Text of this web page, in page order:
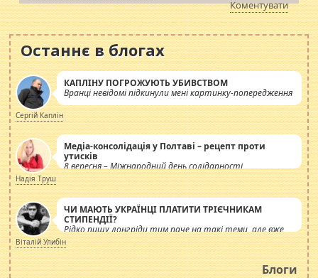
Коментувати
Останнє в блогах
КАПЛІНУ ПОГРОЖУЮТЬ УБИВСТВОМ
Вранці невідомі підкинули мені картинку-попередження
Сергій Каплін
Медіа-консолідація у Полтаві – рецепт проти
утисків
8 вересня – Міжнародний день солідарності
журналістів.
Надія Труш
ЧИ МАЮТЬ УКРАЇНЦІ ПЛАТИТИ ТРІЄЧНИКАМ
СТИПЕНДІЇ?
Рідко пишу лонгріди тим паче на такі теми, але вже
просто дістало! Обурюють сьогоднішні інсенуації
навколо стипендіального питання. Штучно
роздувається ще одна соціальна катастрофа.
Віталій Улибін
Блоги